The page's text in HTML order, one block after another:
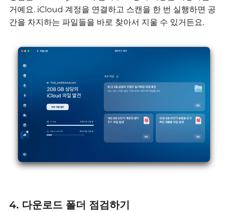
거예요. iCloud 계정을 연결하고 스캔을 한 번 실행하면 공
간을 차지하는 파일들을 바로 찾아서 지울 수 있거든요.
4. 다운로드 폴더 점검하기